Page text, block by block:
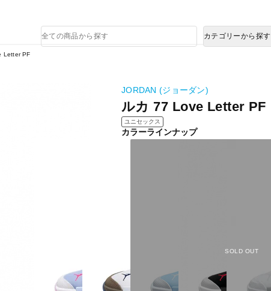
品
検
カテゴリーから探す
Letter PF
JORDAN (ジョーダン)
ルカ 77 Love Letter PF
ユニセックス
カラーラインナップ
SOLD OUT